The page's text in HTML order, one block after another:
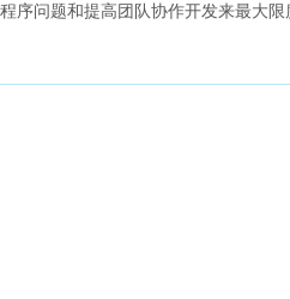
序问题和提高团队协作开发来最大限